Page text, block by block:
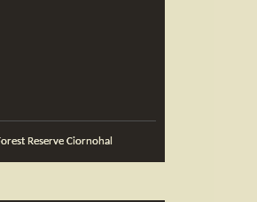
Forest Reserve Ciornohal